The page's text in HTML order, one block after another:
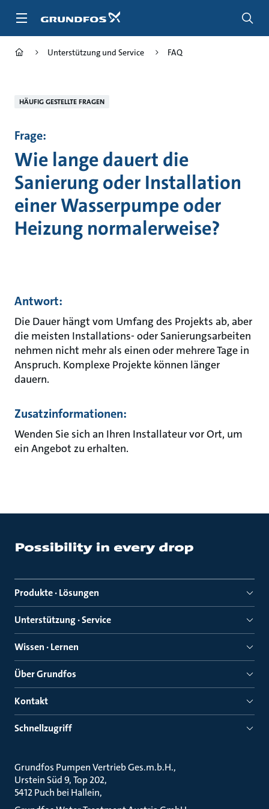
Inhalt
Unterstützung und Service FAQ
HÄUFIG GESTELLTE FRAGEN
Frage:
Wie lange dauert die
Sanierung oder Installation
einer Wasserpumpe oder
Heizung normalerweise?
Antwort:
Die Dauer hängt vom Umfang des Projekts ab, aber
die meisten Installations- oder Sanierungsarbeiten
nehmen nicht mehr als einen oder mehrere Tage in
Anspruch. Komplexe Projekte können länger
dauern.
Zusatzinformationen:
Wenden Sie sich an Ihren Installateur vor Ort, um
ein Angebot zu erhalten.
Produkte · Lösungen
Unterstützung · Service
Wissen · Lernen
Über Grundfos
Kontakt
Schnellzugriff
Grundfos Pumpen Vertrieb Ges.m.b.H.
Urstein Süd 9, Top 202
5412 Puch bei Hallein